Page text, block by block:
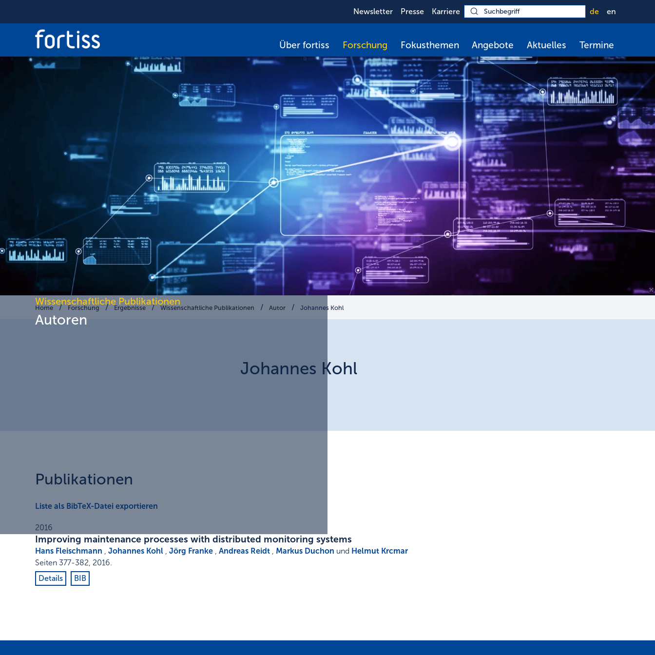
Newsletter Presse Karriere de en
Über fortiss Forschung Fokusthemen Angebote Aktuelles Termine
Wissenschaftliche Publikationen
Autoren
Home Forschung Ergebnisse Wissenschaftliche Publikationen Autor Johannes Kohl
Johannes Kohl
Publikationen
Liste als BibTeX-Datei exportieren
2016
Improving maintenance processes with distributed monitoring systems
Hans Fleischmann Johannes Kohl Jörg Franke Andreas Reidt Markus Duchon und Helmut Krcmar
Seiten 377-382 2016.
Details
BIB